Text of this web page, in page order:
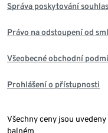
Správa poskytování
Právo na odstoupení od
Všeobecné obchodní
Prohlášení o přístupnosti
Všechny ceny jsou
balném